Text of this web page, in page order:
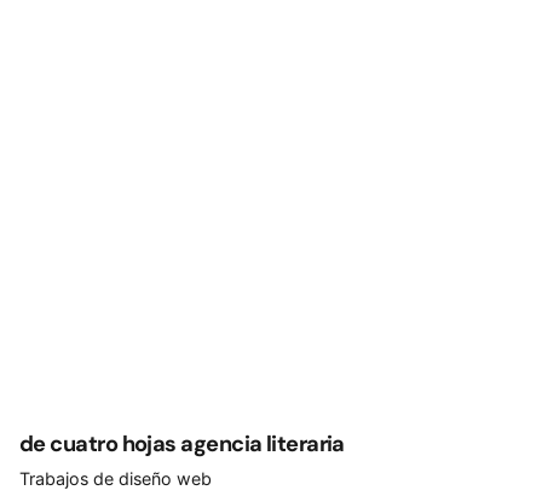
de cuatro hojas agencia literaria
Trabajos de diseño web